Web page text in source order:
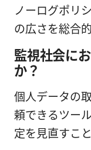
ノーログポリ
の広さを総合
監視社会に
か？
個人データの
頼できるツー
定を見直すこと